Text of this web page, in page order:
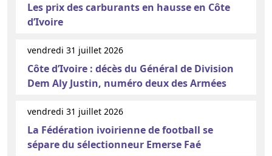
Les prix des carburants en hausse en Côte
d’Ivoire
vendredi 31 juillet 2026
Côte d’Ivoire : décès du Général de Division
Dem Aly Justin, numéro deux des Armées
vendredi 31 juillet 2026
La Fédération ivoirienne de football se
sépare du sélectionneur Emerse Faé